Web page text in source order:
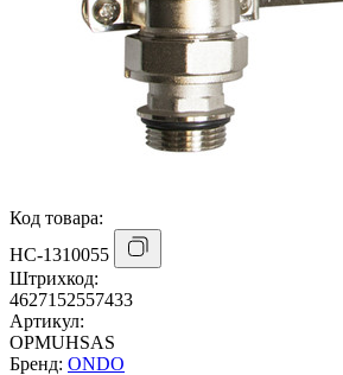
Код товара:
НС-1310055
Штрихкод:
4627152557433
Артикул:
OPMUHSAS
Бренд: ONDO